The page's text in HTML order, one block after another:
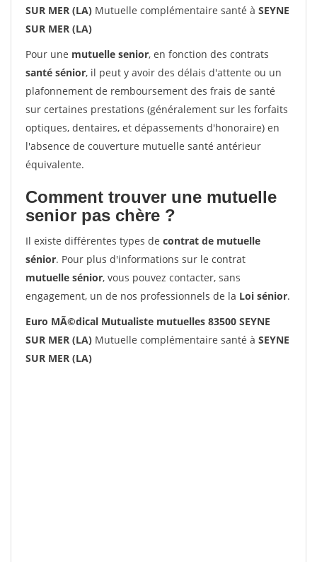
SUR MER (LA) Mutuelle complémentaire santé à SEYNE
SUR MER (LA)
Pour une mutuelle senior, en fonction des contrats
santé sénior, il peut y avoir des délais d'attente ou un
plafonnement de remboursement des frais de santé
sur certaines prestations (généralement sur les forfaits
optiques, dentaires, et dépassements d'honoraire) en
l'absence de couverture mutuelle santé antérieur
équivalente.
Comment trouver une mutuelle
senior pas chère ?
Il existe différentes types de contrat de mutuelle
sénior. Pour plus d'informations sur le contrat
mutuelle sénior, vous pouvez contacter, sans
engagement, un de nos professionnels de la Loi sénior.
Euro MÃ©dical Mutualiste mutuelles 83500 SEYNE
SUR MER (LA) Mutuelle complémentaire santé à SEYNE
SUR MER (LA)